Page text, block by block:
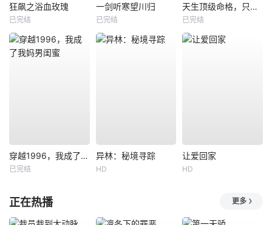
狂飙之浴血玫瑰
已完结
一剑听寒望川归
已完结
天生顶级命格，只想安稳度日
已完结
穿越1996，我成了我妈男闺蜜
已完结
异林：秘境寻踪
HD
让爱回家
HD
正在热播 更多